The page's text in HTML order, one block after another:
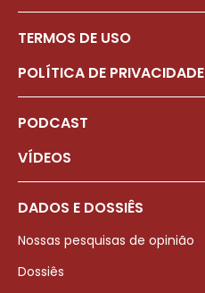
TERMOS DE USO
POLÍTICA DE PRIVACIDADE
PODCAST
VÍDEOS
DADOS E DOSSIÊS
Nossas pesquisas de opinião
Dossiês